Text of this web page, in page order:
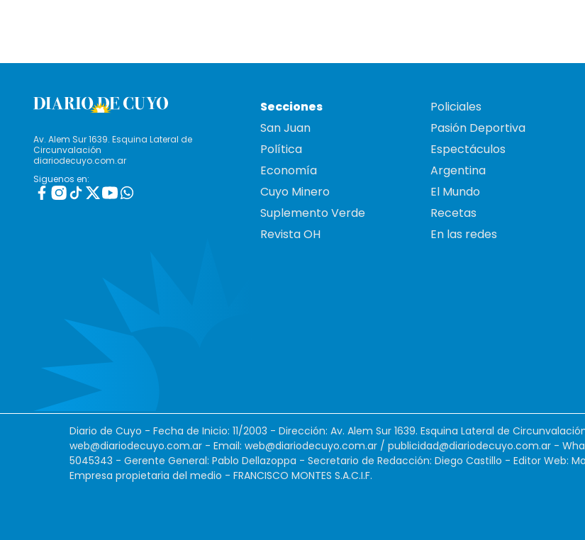
Av. Alem Sur 1639. Esquina Lateral de
Circunvalación
diariodecuyo.com.ar
Siguenos en:
Secciones
San Juan
Política
Economía
Cuyo Minero
Suplemento Verde
Revista OH
Policiales
Pasión Deportiva
Espectáculos
Argentina
El Mundo
Recetas
En las redes
Diario de Cuyo - Fecha de Inicio: 11/2003 - Dirección: Av. Alem Sur 1639. Esquina Lateral de
web@diariodecuyo.com.ar - Email: web@diariodecuyo.com.ar / publicidad@diariodecuyo.com.ar -
5045343 - Gerente General: Pablo Dellazoppa - Secretario de Redacción: Diego Castillo - Editor Web:
Empresa propietaria del medio - FRANCISCO MONTES S.A.C.I.F.